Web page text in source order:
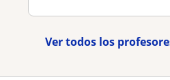
Ver todos los